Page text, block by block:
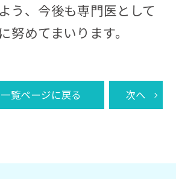
う、今後も専門医として
努めてまいります。
一覧ページに戻る 次へ